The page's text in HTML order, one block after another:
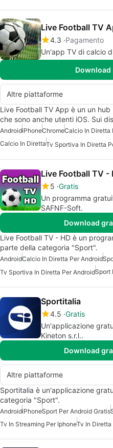
Live Football TV
4.3 Pagamento
Un'app TV di calcio
Download
Altre piattaforme
Live Football TV App è un un
che sono anche utenti iOS. Sui
AndroidiPhoneChromeCalcio In Diretta
Calcio In DirettaTv Sportiva In Diretta
Live Football TV -
5 Gratis
Un programma
SAFNF-Soft.
Download
Live Football TV - HD è un
parte della categoria "Sport".
AndroidCalcio In Diretta Per Android
Tv Sportiva In Diretta Per AndroidSport
Sportitalia
4.5 Gratis
Un'applicazione
Kineton s.r.l..
Download
Altre piattaforme
Sportitalia è un'applicazione
categoria "Sport".
AndroidiPhoneSport Per Android Gratis
Tv In Streaming Per IphoneTv In Diretta